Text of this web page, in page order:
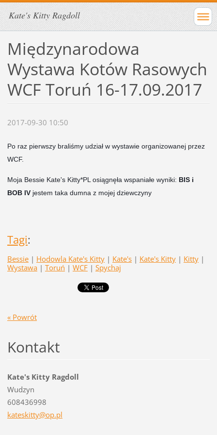
Kate's Kitty Ragdoll
Międzynarodowa
Wystawa Kotów Rasowych
WCF Toruń 16-17.09.2017
2017-09-30 10:50
Po raz pierwszy braliśmy udział w wystawie organizowanej przez
WCF.
Moja Bessie Kate's Kitty*PL osiągnęła wspaniałe wyniki: BIS i
BOB IVjestem taka dumna z mojej dziewczyny
Tagi:
Bessie | Hodowla Kate's Kitty | Kate's | Kate's Kitty | Kitty |
Wystawa | Toruń | WCF | Spychaj
« Powrót
Kontakt
Kate's Kitty Ragdoll
Wudzyn
608436998
kateskitty@op.pl